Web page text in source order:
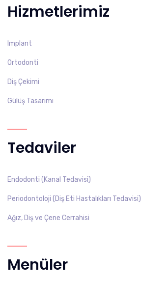
Hizmetlerimiz
Implant
Ortodonti
Diş Çekimi
Gülüş Tasarımı
Tedaviler
Endodonti (Kanal Tedavisi)
Periodontoloji (Diş Eti Hastalıkları Tedavisi)
Ağız, Diş ve Çene Cerrahisi
Menüler